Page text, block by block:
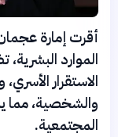
الموارد
الاستقرار
والشخصية، مما
المجتمعية.